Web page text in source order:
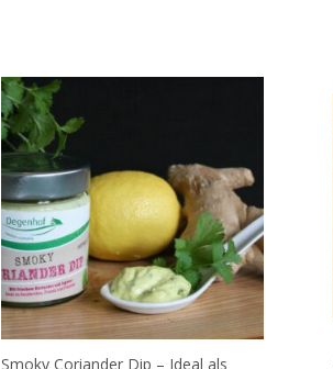
Smoky Coriander Dip – Ideal als